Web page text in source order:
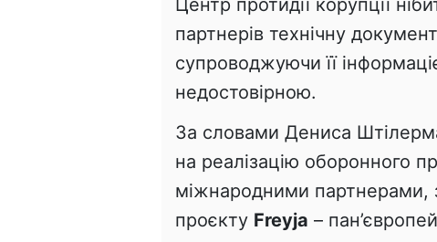
Центр протидії корупції
партнерів технічну
супроводжуючи її
недостовірною.
За словами Дениса
на реалізацію оборонного
міжнародними партнерами,
проєкту Freyja –